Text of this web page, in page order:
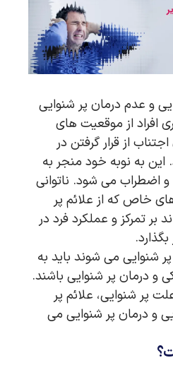
و عدم درمان پر شنوایی
افراد از موقعیت های
از قرار گرفتن در
به نوبه خود منجر به
و اضطراب می شود. ناتوانی
خاص که از علائم پر
بر تمرکز و عملکرد فرد در
شنوایی می شوند باید به
و درمان پر شنوایی باشند.
پر شنوایی، علائم پر
و درمان پر شنوایی می